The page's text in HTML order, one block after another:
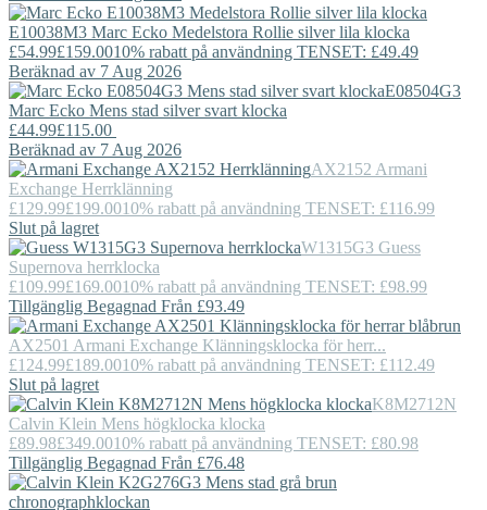
E10038M3 Marc Ecko Medelstora Rollie silver lila klocka
£54.99£159.0010% rabatt på användning TENSET: £49.49
Beräknad av 7 Aug 2026
E08504G3
Marc Ecko Mens stad silver svart klocka
£44.99£115.00
Beräknad av 7 Aug 2026
AX2152 Armani
Exchange Herrklänning
£129.99£199.0010% rabatt på användning TENSET: £116.99
Slut på lagret
W1315G3 Guess
Supernova herrklocka
£109.99£169.0010% rabatt på användning TENSET: £98.99
Tillgänglig Begagnad Från £93.49
AX2501 Armani Exchange Klänningsklocka för herr...
£124.99£189.0010% rabatt på användning TENSET: £112.49
Slut på lagret
K8M2712N
Calvin Klein Mens högklocka klocka
£89.98£349.0010% rabatt på användning TENSET: £80.98
Tillgänglig Begagnad Från £76.48